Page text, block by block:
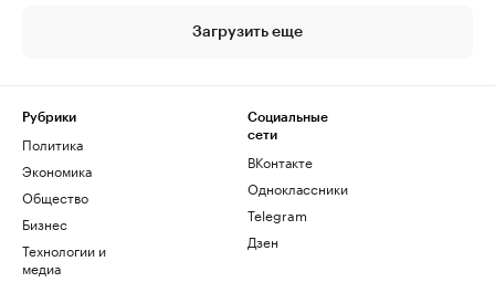
Загрузить еще
Рубрики
Политика
Экономика
Общество
Бизнес
Технологии и
медиа
Социальные
сети
ВКонтакте
Одноклассники
Telegram
Дзен